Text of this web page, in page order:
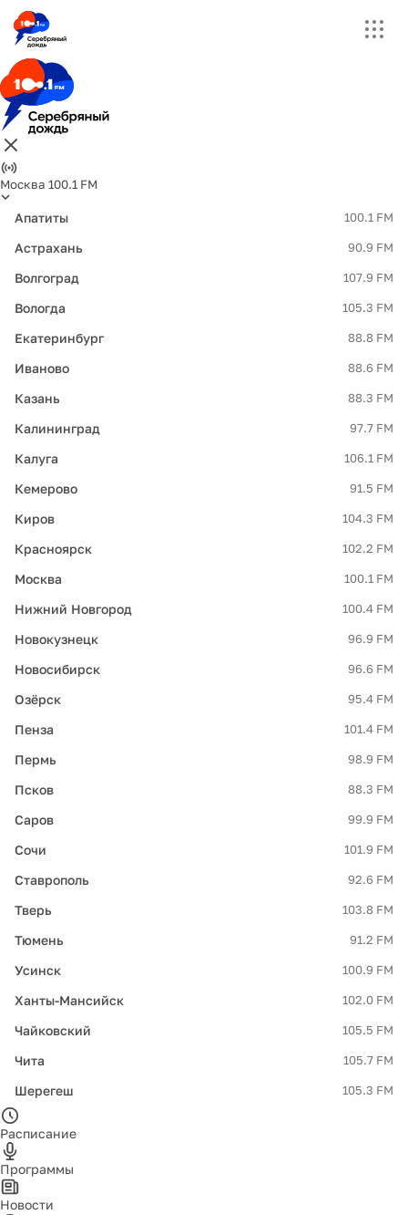
Москва 100.1 FM
Апатиты 100.1 FM
Астрахань 90.9 FM
Волгоград 107.9 FM
Вологда 105.3 FM
Екатеринбург 88.8 FM
Иваново 88.6 FM
Казань 88.3 FM
Калининград 97.7 FM
Калуга 106.1 FM
Кемерово 91.5 FM
Киров 104.3 FM
Красноярск 102.2 FM
Москва 100.1 FM
Нижний Новгород 100.4 FM
Новокузнецк 96.9 FM
Новосибирск 96.6 FM
Озёрск 95.4 FM
Пенза 101.4 FM
Пермь 98.9 FM
Псков 88.3 FM
Саров 99.9 FM
Сочи 101.9 FM
Ставрополь 92.6 FM
Тверь 103.8 FM
Тюмень 91.2 FM
Усинск 100.9 FM
Ханты-Мансийск 102.0 FM
Чайковский 105.5 FM
Чита 105.7 FM
Шерегеш 105.3 FM
Расписание
Программы
Новости